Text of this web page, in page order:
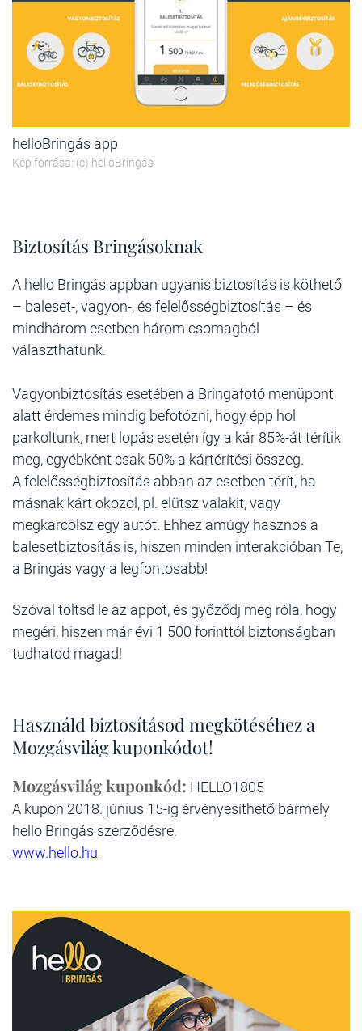
helloBringás app
Kép forrása: (c) helloBringás
Biztosítás Bringásoknak
A hello Bringás appban ugyanis biztosítás is köthető
– baleset-, vagyon-, és felelősségbiztosítás – és
mindhárom esetben három csomagból
választhatunk.
Vagyonbiztosítás esetében a Bringafotó menüpont
alatt érdemes mindig befotózni, hogy épp hol
parkoltunk, mert lopás esetén így a kár 85%-át térítik
meg, egyébként csak 50% a kártérítési összeg.
A felelősségbiztosítás abban az esetben térít, ha
másnak kárt okozol, pl. elütsz valakit, vagy
megkarcolsz egy autót. Ehhez amúgy hasznos a
balesetbiztosítás is, hiszen minden interakcióban Te,
a Bringás vagy a legfontosabb!
Szóval töltsd le az appot, és győződj meg róla, hogy
megéri, hiszen már évi 1 500 forinttól biztonságban
tudhatod magad!
Használd biztosításod megkötéséhez a
Mozgásvilág kuponkódot!
Mozgásvilág kuponkód: HELLO1805
A kupon 2018. június 15-ig érvényesíthető bármely
hello Bringás szerződésre.
www.hello.hu